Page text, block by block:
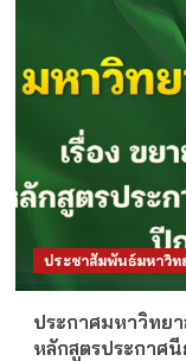
ประชาสัมพันธ์มหาวิท
ประกาศมหาวิทย
หลักสูตรประกาศ